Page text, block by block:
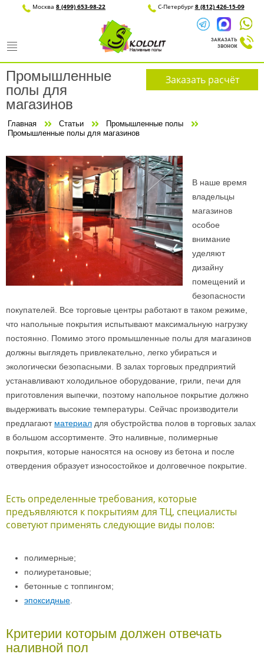
Москва8 (499) 653-98-22 С-
Заказать расчёт
Промышленные
полы для
магазинов
Главная Статьи
Промышленные полы
Промышленные полы для магазинов
В наше время
владельцы
магазинов
особое
внимание
уделяют
дизайну
помещений и
безопасности
покупателей. Все торговые центры работают в таком режиме,
что напольные покрытия испытывают максимальную нагрузку
постоянно. Помимо этого промышленные полы для магазинов
должны выглядеть привлекательно, легко убираться и
экологически безопасными. В залах торговых предприятий
устанавливают холодильное оборудование, грили, печи для
приготовления выпечки, поэтому напольное покрытие должно
выдерживать высокие температуры. Сейчас производители
предлагают материал для обустройства полов в торговых залах
в большом ассортименте. Это наливные, полимерные
покрытия, которые наносятся на основу из бетона и после
отвердения образует износостойкое и долговечное покрытие.
Есть определенные требования, которые
предъявляются к покрытиям для ТЦ, специалисты
советуют применять следующие виды полов:
полимерные;
полиуретановые;
бетонные с топпингом;
эпоксидные.
Критерии которым должен отвечать
наливной пол